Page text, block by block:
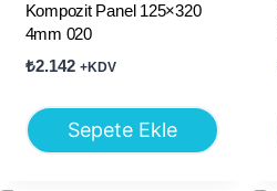
Kompozit Panel 125×320
4mm 020
₺2.142 +KDV
Sepete Ekle